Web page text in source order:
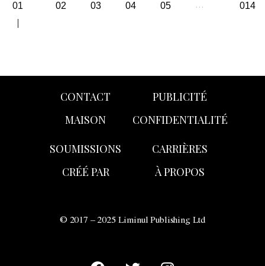
01 02 03 04 05 … 014
CONTACT
MAISON
PUBLICITÉ
CONFIDENTIALITÉ
SOUMISSIONS
CRÉÉ PAR
CARRIÈRES
À PROPOS
© 2017 – 2025 Liminul Publishing Ltd